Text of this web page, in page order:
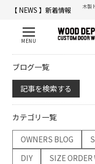
【 NEWS 】新着情報
木製
【 ☎ 】コールセンター「
ブログ一覧
記事を検索する
カテゴリ一覧
OWNERS BLOG
DIY
SIZE ORDER